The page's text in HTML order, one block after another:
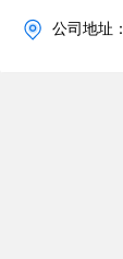
公司地址：